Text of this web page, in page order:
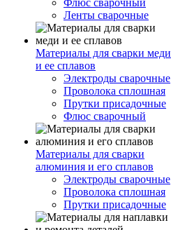
Флюс сварочный
Ленты сварочные
Материалы для сварки меди
и ее сплавов
Электроды сварочные
Проволока сплошная
Прутки присадочные
Флюс сварочный
Материалы для сварки
алюминия и его сплавов
Электроды сварочные
Проволока сплошная
Прутки присадочные